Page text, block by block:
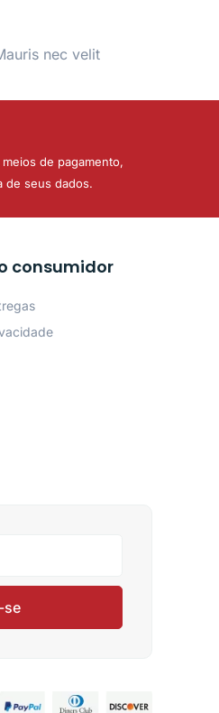
nec velit
de pagamento,
de seus dados.
consumidor
se